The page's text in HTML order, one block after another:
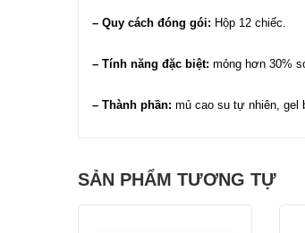
– Quy cách đóng gói: Hộp 12 chiếc.
– Tính năng đặc biệt: mỏng hơn 30%
– Thành phần: mủ cao su tự nhiên, gel
SẢN PHẨM TƯƠNG TỰ